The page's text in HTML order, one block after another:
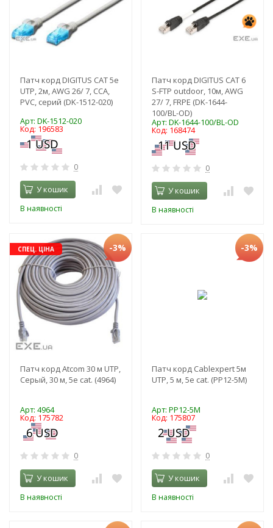
Патч корд DIGITUS CAT 5e
UTP, 2м, AWG 26/ 7, CCA,
PVC, серий (DK-1512-020)
Арт: DK-1512-020
Код: 196583
0
У кошик
В наявності
Патч корд DIGITUS CAT 6
S-FTP outdoor, 10м, AWG
27/ 7, FRPE (DK-1644-
100/BL-OD)
Арт: DK-1644-100/BL-OD
Код: 168474
0
У кошик
В наявності
СПЕЦ. ЦІНА -3%
Патч корд Atcom 30 м UTP,
Серый, 30 м, 5е cat. (4964)
Арт: 4964
Код: 175782
0
У кошик
В наявності
-3%
Патч корд Cablexpert 5м
UTP, 5 м, 5е cat. (PP12-5M)
Арт: PP12-5M
Код: 175807
0
У кошик
В наявності